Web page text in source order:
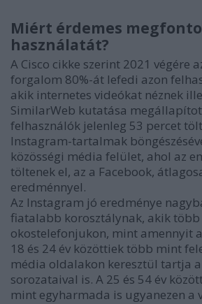
Miért érdemes
használatát?
A Cisco cikke szerint 2021 végére
forgalom 80%-át lefedi azon
akik internetes videókat néznek
SimilarWeb kutatása
felhasználók jelenleg 53 percet
Instagram-tartalmak
közösségi média felület, ahol az
töltenek el, az a Facebook,
eredménnyel.
Az Instagram jó eredménye
fiatalabb korosztálynak, akik
okostelefonjukon, mint amennyit
18 és 24 év közöttiek több mint
média oldalakon keresztül tartja
sorozataival is. A 25 és 54 év
mint egyharmada is ugyanezen a